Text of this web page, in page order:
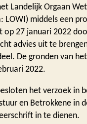
Landelijk Orgaan
LOWI) middels een
op 27 januari 2022
advies uit te
De gronden van
2022.
het verzoek in
en Betrokkene in
in te dienen.